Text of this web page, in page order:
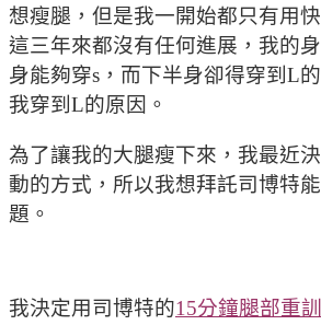
想瘦腿，但是我一開始都只有用
這三年來都沒有任何進展，我的
身能夠穿s，而下半身卻得穿到L
我穿到L的原因。
為了讓我的大腿瘦下來，我最近
動的方式，所以我想拜託司博特
題。
我決定用司博特的15分鐘腿部重訓